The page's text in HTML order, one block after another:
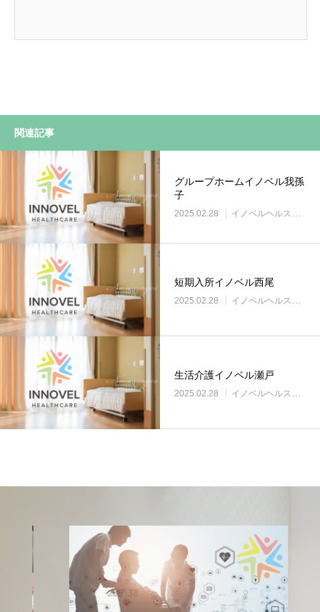
関連記事
グループホームイノベル我孫
子
2025.02.28 イノベルヘルスケア事業所
短期入所イノベル西尾
2025.02.28 イノベルヘルスケア事業所
生活介護イノベル瀬戸
2025.02.28 イノベルヘルスケア事業所